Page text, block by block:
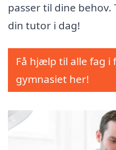
passer til dine behov.
din tutor i dag!
Få hjælp til alle fag i
gymnasiet her!